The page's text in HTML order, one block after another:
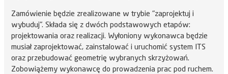
Zamówienie będzie zrealizowane w trybie "zaprojektuj i
wybuduj". Składa się z dwóch podstawowych etapów:
projektowania oraz realizacji. Wyłoniony wykonawca będzie
musiał zaprojektować, zainstalować i uruchomić system ITS
oraz przebudować geometrię wybranych skrzyżowań.
Zobowiążemy wykonawcę do prowadzenia prac pod ruchem.